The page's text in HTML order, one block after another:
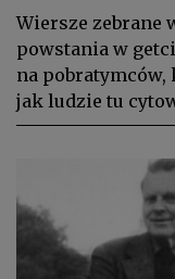
Wiersze zebrane
powstania w
na
jak ludzie tu